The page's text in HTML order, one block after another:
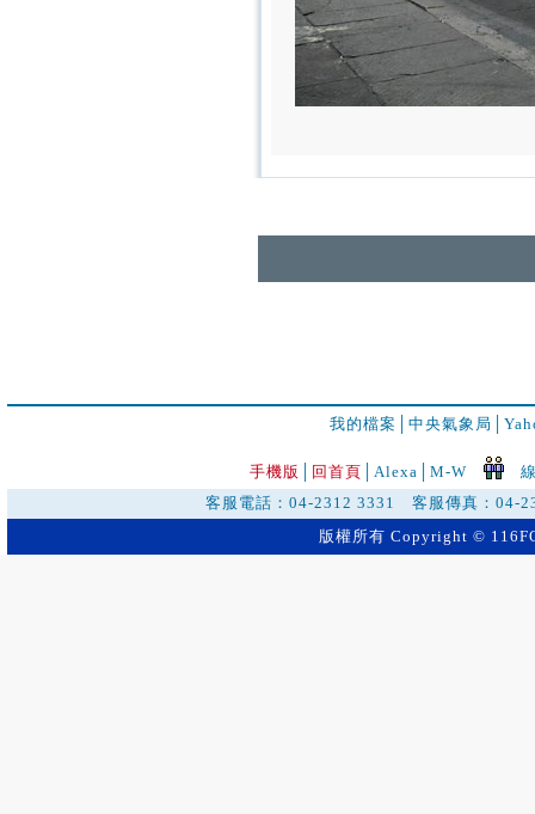
我的檔案 中央氣象局
手機版 回首頁 Alexa│ M-W
客服電話：04-2312 3331 客服傳真：
版權所有 Copyright ©